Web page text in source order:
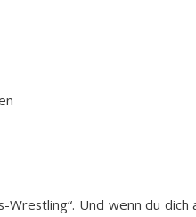
Und wenn du